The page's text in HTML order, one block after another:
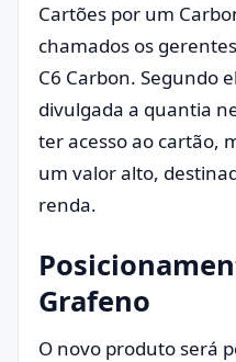
Cartões por um
chamados os
C6 Carbon. Segundo
divulgada a quantia
ter acesso ao cartão,
um valor alto,
renda.
Grafeno
O novo produto será